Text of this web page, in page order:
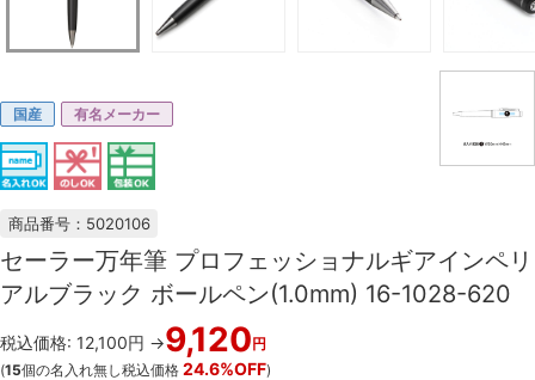
国産 有名メーカー
商品番号：5020106
セーラー万年筆 プロフェッショナルギアインペリ
アルブラック ボールペン(1.0mm) 16-1028-620
税込価格: 12,100円 →9,120円
(15個の名入れ無し税込価格 24.6%OFF)